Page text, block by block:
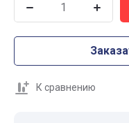
К сравнению